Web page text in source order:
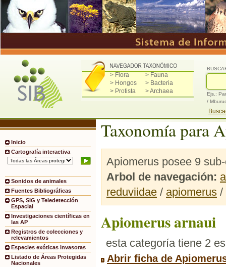
> Flora
> Fauna
> Hongos
> Bacteria
> Protista
> Archaea
Ejs.:
/
Inicio
Cartografía interactiva
Sonidos de animales
Fuentes Bibliográficas
GPS, SIG y Teledetección
Espacial
Investigaciones científicas en
las AP
Registros de colecciones y
relevamientos
Especies exóticas invasoras
Listado de Áreas Protegidas
Nacionales
Taxonomía para
Apiomerus posee 9
Arbol de navegación:
reduviidae / apiomerus /
Apiomerus arnaui
esta categoría tiene 2
Abrir ficha de